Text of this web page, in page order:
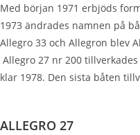
Med början 1971 erbjöds
1973 ändrades namnen på
Allegro 33 och Allegron blev
Allegro 27 nr 200
klar 1978. Den sista båten
ALLEGRO 27